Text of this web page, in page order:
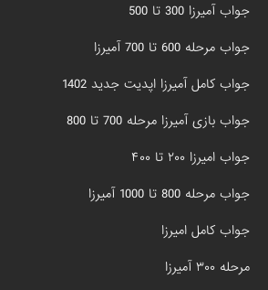
جواب آمیرزا 300 تا 500
جواب مرحله 600 تا 700 آمیرزا
جواب کامل آمیرزا اپدیت جدید 1402
جواب بازی آمیرزا مرحله 700 تا 800
جواب امیرزا ۲۰۰ تا ۴۰۰
جواب مرحله 800 تا 1000 آمیرزا
جواب کامل امیرزا
مرحله ۳۰۰ آمیرزا